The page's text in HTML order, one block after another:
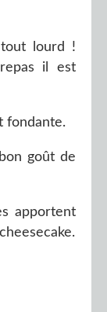
lourd !
il est
fondante.
goût de
apportent